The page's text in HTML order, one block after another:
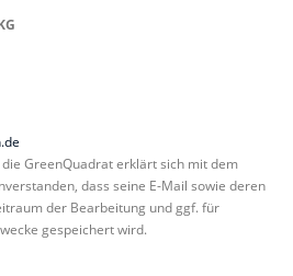
GreenQuadrat erklärt sich mit dem
dass seine E-Mail sowie deren
der Bearbeitung und ggf. für
gespeichert wird.